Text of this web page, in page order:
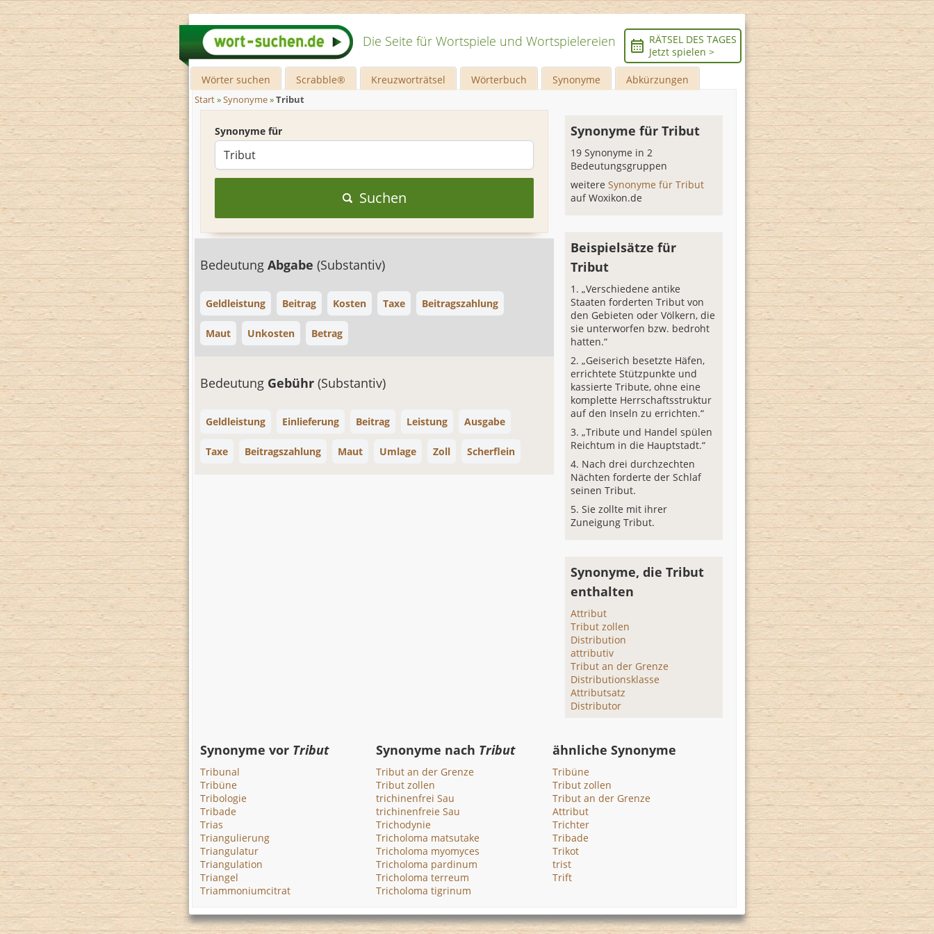
Die Seite für Wortspiele und Wortspielereien
RÄTSEL DES TAGES
Jetzt spielen >
Wörter suchen Scrabble® Kreuzworträtsel Wörterbuch Synonyme Abkürzungen
Start»Synonyme»Tribut
Synonyme für
Suchen
Bedeutung Abgabe (Substantiv)
Geldleistung Beitrag Kosten Taxe Beitragszahlung
Maut Unkosten Betrag
Bedeutung Gebühr (Substantiv)
Geldleistung Einlieferung Beitrag Leistung Ausgabe
Taxe Beitragszahlung Maut Umlage Zoll Scherflein
Synonyme für Tribut
19 Synonyme in 2
Bedeutungsgruppen
weitereSynonyme für Tribut
auf Woxikon.de
Beispielsätze für
Tribut
„Verschiedene antike
Staaten forderten Tribut von
den Gebieten oder Völkern, die
sie unterworfen bzw. bedroht
hatten.“
„Geiserich besetzte Häfen,
errichtete Stützpunkte und
kassierte Tribute, ohne eine
komplette Herrschaftsstruktur
auf den Inseln zu errichten.“
„Tribute und Handel spülen
Reichtum in die Hauptstadt.“
Nach drei durchzechten
Nächten forderte der Schlaf
seinen Tribut.
Sie zollte mit ihrer
Zuneigung Tribut.
Synonyme, die Tribut
enthalten
Attribut
Tribut zollen
Distribution
attributiv
Tribut an der Grenze
Distributionsklasse
Attributsatz
Distributor
Synonyme vor Tribut
Tribunal
Tribüne
Tribologie
Tribade
Trias
Triangulierung
Triangulatur
Triangulation
Triangel
Triammoniumcitrat
Synonyme nach Tribut
Tribut an der Grenze
Tribut zollen
trichinenfrei Sau
trichinenfreie Sau
Trichodynie
Tricholoma matsutake
Tricholoma myomyces
Tricholoma pardinum
Tricholoma terreum
Tricholoma tigrinum
ähnliche Synonyme
Tribüne
Tribut zollen
Tribut an der Grenze
Attribut
Trichter
Tribade
Trikot
trist
Trift